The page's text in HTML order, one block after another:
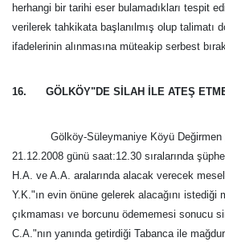
herhangi bir tarihi eser bulamadıkları tespit
verilerek tahkikata başlanılmış olup talimatı
ifadelerinin alınmasına müteakip serbest
16. GÖLKÖY"DE SİLAH İLE ATEŞ
Gölköy-Süleymaniye Köyü Değirmen
21.12.2008 günü saat:12.30 sıralarında
H.A. ve A.A. aralarında alacak verecek
Y.K."ın evin önüne gelerek alacağını istediği
çıkmaması ve borcunu ödememesi sonucu
C.A."nın yanında getirdiği Tabanca ile